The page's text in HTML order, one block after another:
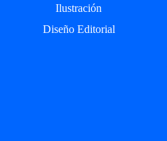
Ilustración
Diseño Editorial